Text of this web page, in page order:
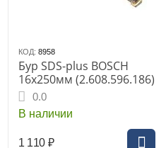
КОД: 8958
Бур SDS-plus BOSCH
16x250мм (2.608.596.186)
0.0
В наличии
1 110 ₽